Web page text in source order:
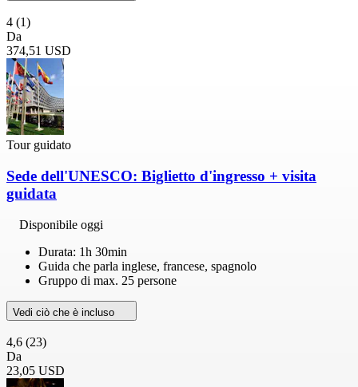
4 (1)
Da
374,51 USD
Tour guidato
Sede dell'UNESCO: Biglietto d'ingresso + visita
guidata
Disponibile oggi
Durata: 1h 30min
Guida che parla inglese, francese, spagnolo
Gruppo di max. 25 persone
Vedi ciò che è incluso
4,6 (23)
Da
23,05 USD